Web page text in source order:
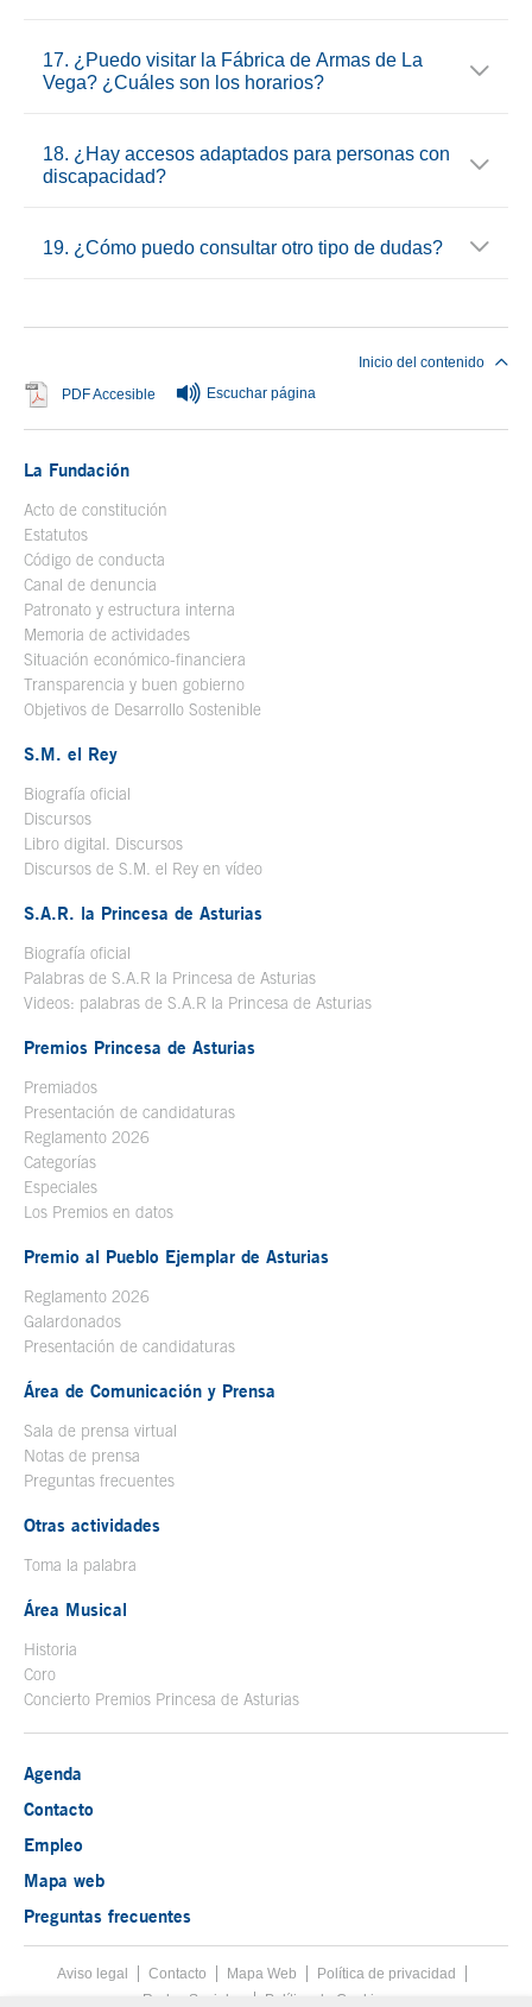
17. ¿Puedo visitar la Fábrica de Armas de La
Vega? ¿Cuáles son los horarios?
18. ¿Hay accesos adaptados para personas con
discapacidad?
19. ¿Cómo puedo consultar otro tipo de dudas?
PDF Accesible Se abre en ventana nueva
Escuchar página
Inicio del contenido
La Fundación
Acto de constitución
Estatutos
Código de conducta
Canal de denuncia
Patronato y estructura interna
Memoria de actividades
Situación económico-financiera
Transparencia y buen gobierno
Objetivos de Desarrollo Sostenible
S.M. el Rey
Biografía oficial
Discursos
Libro digital. Discursos
Discursos de S.M. el Rey en vídeo
S.A.R. la Princesa de Asturias
Biografía oficial
Palabras de S.A.R la Princesa de Asturias
Videos: palabras de S.A.R la Princesa de Asturias
Premios Princesa de Asturias
Premiados
Presentación de candidaturas
Reglamento 2026
Categorías
Especiales
Los Premios en datos
Premio al Pueblo Ejemplar de Asturias
Reglamento 2026
Galardonados
Presentación de candidaturas
Área de Comunicación y Prensa
Sala de prensa virtual
Notas de prensa
Preguntas frecuentes
Otras actividades
Toma la palabra
Área Musical
Historia
Coro
Concierto Premios Princesa de Asturias
Agenda
Contacto
Empleo
Mapa web
Preguntas frecuentes
Menú pie
Aviso legal Tecla de acceso 8
Contacto Mapa Web
Política de privacidad
Redes Sociales
Política de Cookies